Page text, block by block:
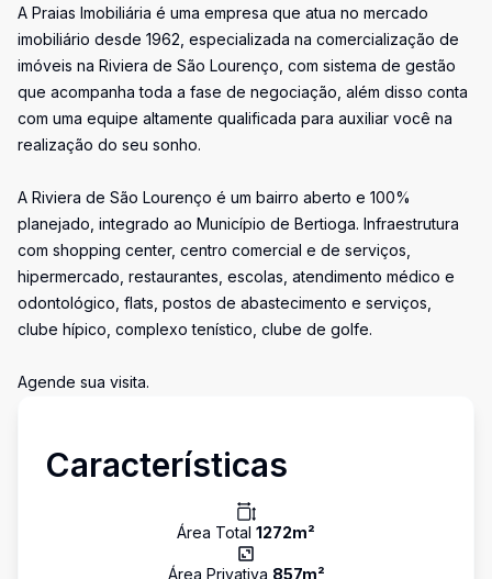
A Praias Imobiliária é uma empresa que atua no mercado
imobiliário desde 1962, especializada na comercialização de
imóveis na Riviera de São Lourenço, com sistema de gestão
que acompanha toda a fase de negociação, além disso conta
com uma equipe altamente qualificada para auxiliar você na
realização do seu sonho.
A Riviera de São Lourenço é um bairro aberto e 100%
planejado, integrado ao Município de Bertioga. Infraestrutura
com shopping center, centro comercial e de serviços,
hipermercado, restaurantes, escolas, atendimento médico e
odontológico, flats, postos de abastecimento e serviços,
clube hípico, complexo tenístico, clube de golfe.
Agende sua visita.
Características
Área Total 1272m²
Área Privativa 857m²